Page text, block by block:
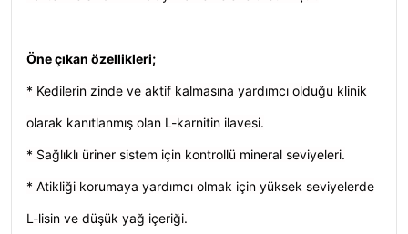
Öne çıkan özellikleri;
* Kedilerin zinde ve aktif kalmasına yardımcı olduğu klinik
olarak kanıtlanmış olan L-karnitin ilavesi.
* Sağlıklı üriner sistem için kontrollü mineral seviyeleri.
* Atikliği korumaya yardımcı olmak için yüksek seviyelerde
L-lisin ve düşük yağ içeriği.